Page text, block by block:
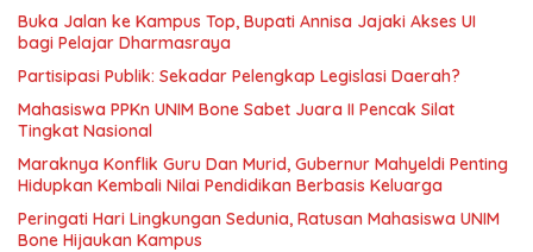
Buka Jalan ke Kampus Top, Bupati Annisa Jajaki Akses UI
bagi Pelajar Dharmasraya
Partisipasi Publik: Sekadar Pelengkap Legislasi Daerah?
Mahasiswa PPKn UNIM Bone Sabet Juara II Pencak Silat
Tingkat Nasional
Maraknya Konflik Guru Dan Murid, Gubernur Mahyeldi Penting
Hidupkan Kembali Nilai Pendidikan Berbasis Keluarga
Peringati Hari Lingkungan Sedunia, Ratusan Mahasiswa UNIM
Bone Hijaukan Kampus